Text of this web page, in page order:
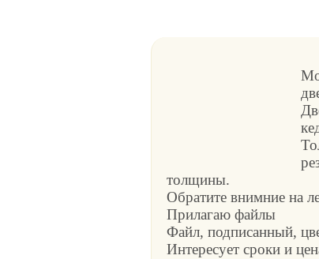
толщины.
Обратите внимние на
Прилагаю файлы
Файл, подписанный,
Интересует сроки и